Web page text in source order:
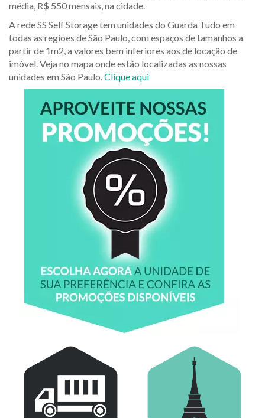
média, R$ 550 mensais, na cidade.
A rede SS Self Storage tem unidades do Guarda Tudo em
todas as regiões de São Paulo, com espaços de tamanhos a
partir de 1m2, a valores bem inferiores aos de locação de
imóvel. Veja no mapa onde estão localizadas as nossas
unidades em São Paulo.Clique aqui